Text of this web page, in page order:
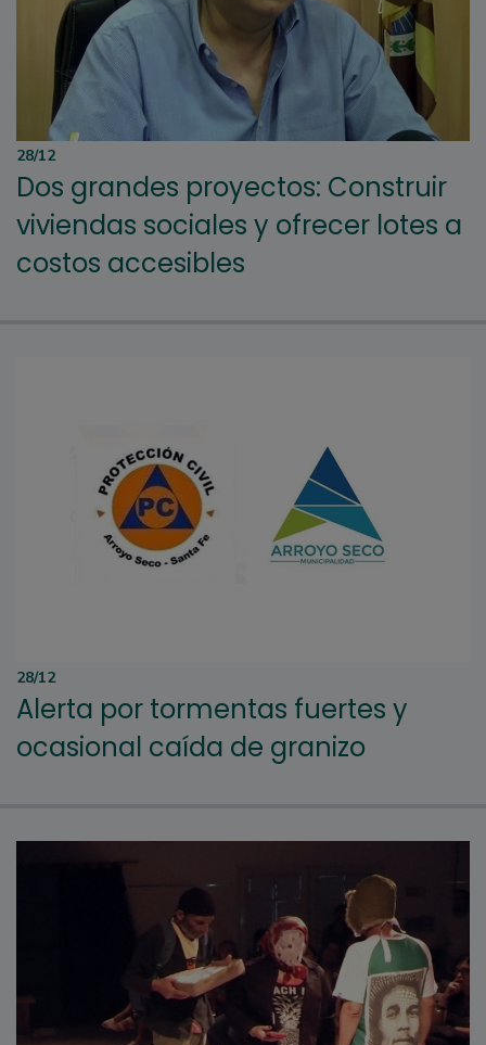
28/12
Dos grandes proyectos: Construir
viviendas sociales y ofrecer lotes a
costos accesibles
28/12
Alerta por tormentas fuertes y
ocasional caída de granizo